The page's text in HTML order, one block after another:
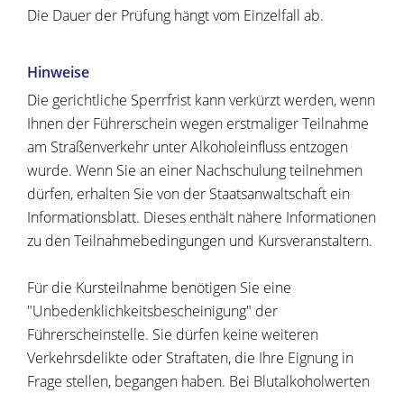
Die Dauer der Prüfung hängt vom Einzelfall ab.
Hinweise
Die gerichtliche Sperrfrist kann verkürzt werden, wenn
Ihnen der Führerschein wegen erstmaliger Teilnahme
am Straßenverkehr unter Alkoholeinfluss entzogen
wurde. Wenn Sie an einer Nachschulung teilnehmen
dürfen, erhalten Sie von der Staatsanwaltschaft ein
Informationsblatt. Dieses enthält nähere Informationen
zu den Teilnahmebedingungen und Kursveranstaltern.
Für die Kursteilnahme benötigen Sie eine
"Unbedenklichkeitsbescheinigung" der
Führerscheinstelle. Sie dürfen keine weiteren
Verkehrsdelikte oder Straftaten, die Ihre Eignung in
Frage stellen, begangen haben. Bei Blutalkoholwerten